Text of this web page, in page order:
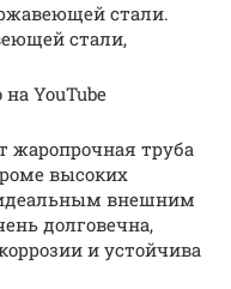
стали.
стали,
YouTube
жаропрочная труба
высоких
внешним
долговечна,
и устойчива